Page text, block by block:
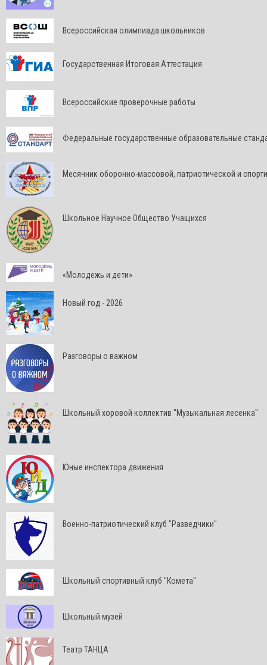
Всероссийская олимпиада школьников
Государственная Итоговая Аттестация
Всероссийские проверочные работы
Федеральные государственные образовательные
Месячник оборонно-массовой, патриотической и
Школьное Научное Общество Учащихся
«Молодежь и дети»
Новый год - 2026
Разговоры о важном
Школьный хоровой коллектив "Музыкальная лесенка"
Юные инспектора движения
Военно-патриотический клуб "Разведчики"
Школьный спортивный клуб "Комета"
Школьный музей
Театр ТАНЦА